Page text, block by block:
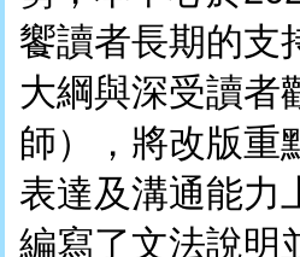
饗讀者長期的支
大綱與深受讀者
師），將改版重
表達及溝通能力
編寫了文法說明